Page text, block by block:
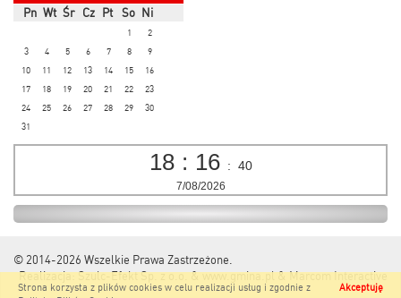
Pn Wt Śr Cz Pt So Ni
1
2
3
4 5 6 7 8
9
10
11 12 13 14 15
16
17
18 19 20 21 22
23
24
25 26 27 28 29
30
31
18 : 16 : 40
7/08/2026
Akceptuję
Strona korzysta z plików cookies w celu realizacji usług i zgodnie z
© 2014-2026 Wszelkie Prawa Zastrzeżone.
Realizacja:Szulc-Efekt Sp. z o.o. & www.gmina.pl&Marcom Interactive